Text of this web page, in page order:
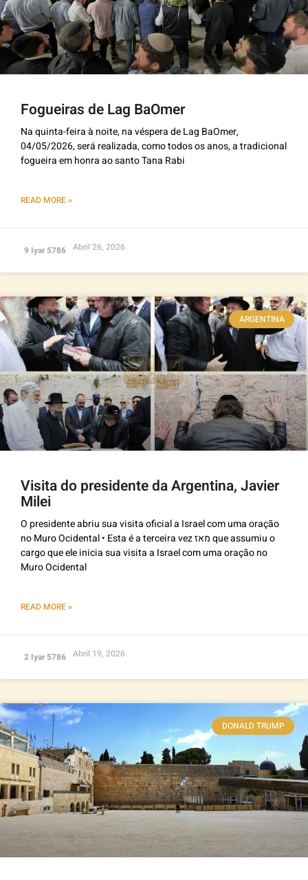
Fogueiras de Lag BaOmer
Na quinta-feira à noite, na véspera de Lag BaOmer,
04/05/2026, será realizada, como todos os anos, a tradicional
fogueira em honra ao santo Tana Rabi
READ MORE »
9 Iyar 5786 Abril 26, 2026
ARGENTINA
Visita do presidente da Argentina, Javier
Milei
O presidente abriu sua visita oficial a Israel com uma oração
no Muro Ocidental • Esta é a terceira vez מאז que assumiu o
cargo que ele inicia sua visita a Israel com uma oração no
Muro Ocidental
READ MORE »
2 Iyar 5786 Abril 19, 2026
DONALD TRUMP